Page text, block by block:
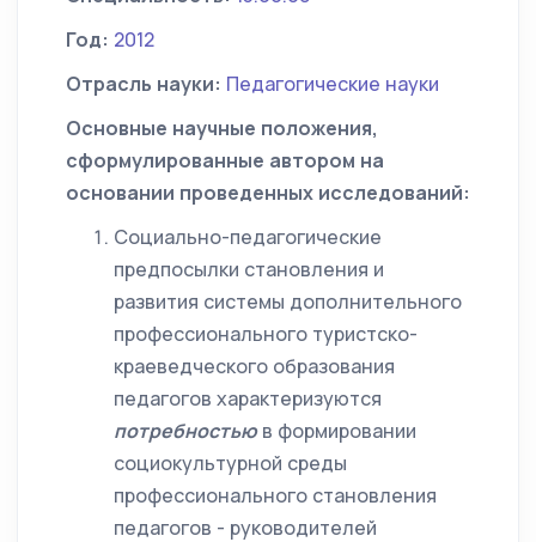
Год: 2012
Отрасль науки: Педагогические науки
Основные научные положения,
сформулированные автором на
основании проведенных исследований:
Социально-педагогические
предпосылки становления и
развития системы дополнительного
профессионального туристско-
краеведческого образования
педагогов характеризуются
потребностьюв формировании
социокультурной среды
профессионального становления
педагогов - руководителей